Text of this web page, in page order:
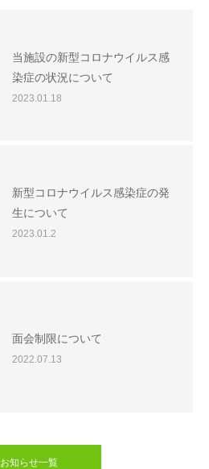
当施設の新型コロナウイルス感
染症の状況について
2023.01.18
新型コロナウイルス感染症の発
生について
2023.01.2
面会制限について
2022.07.13
お知らせ一覧